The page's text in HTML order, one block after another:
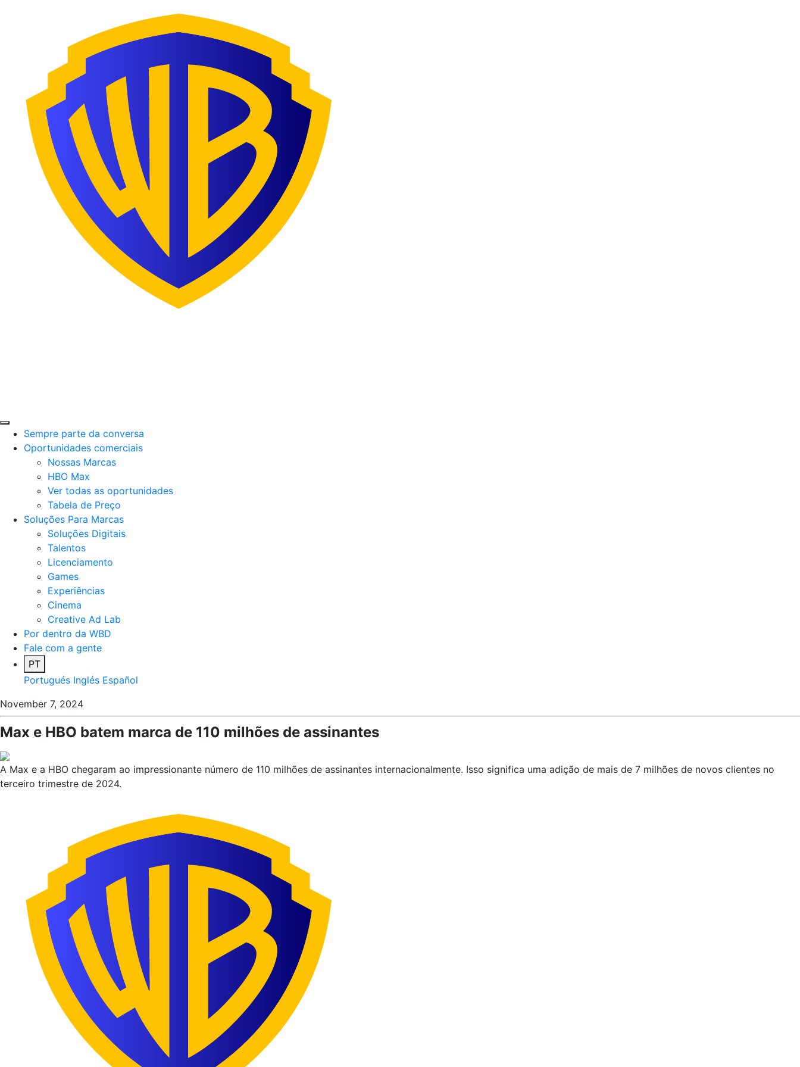
MenuSempre parte da conversa
Oportunidades comerciais
Nossas Marcas
HBO Max
Ver todas as oportunidades
Tabela de Preço
Soluções Para Marcas
Soluções Digitais
Talentos
Licenciamento
Games
Experiências
Cinema
Creative Ad Lab
Por dentro da WBD
Fale com a gente
PT
Portugués Inglés Español
November 7, 2024
Max e HBO batem marca de 110 milhões de assinantes
A Max e a HBO chegaram ao impressionante número de 110 milhões de assinantes internacionalmente. Isso significa uma adição de mais de 7 milhões de novos clientes no
terceiro trimestre de 2024.